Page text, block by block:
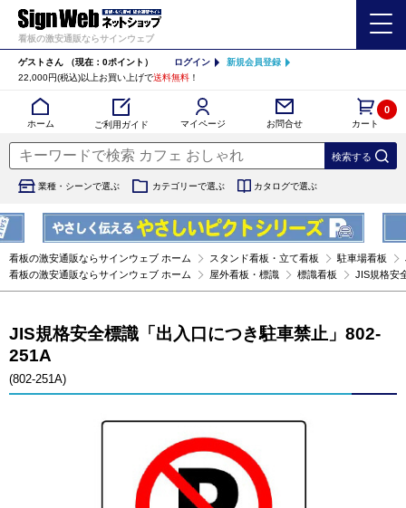
看板の激安通販ならサインウェブ
ゲストさん （現在：0ポイント） ログイン
新規会員登録
22,000円(税込)以上お買い上げで送料無料 ！
ホーム ご利用ガイド マイページ お問合せ カート
0
業種・シーンで選ぶ カテゴリーで選ぶ カタログで選ぶ
看板の激安通販ならサインウェブ ホーム スタンド看板・立て看板 駐車場看板
看板の激安通販ならサインウェブ ホーム
屋外看板・標識 標識看板 JIS規格安
JIS規格安全標識「出入口につき駐車禁止」802-
251A
(802-251A)